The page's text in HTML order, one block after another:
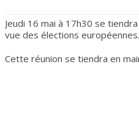
Jeudi 16 mai à 17h30 se
vue des élections européennes.
Cette réunion se tiendra en